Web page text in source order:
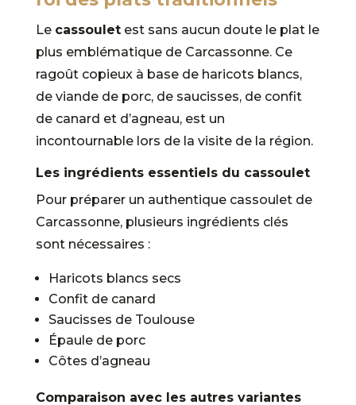
Le cassouletest sans aucun doute le plat le
plus emblématique de Carcassonne. Ce
ragoût copieux à base de haricots blancs,
de viande de porc, de saucisses, de confit
de canard et d’agneau, est un
incontournable lors de la visite de la région.
Les ingrédients essentiels du cassoulet
Pour préparer un authentique cassoulet de
Carcassonne, plusieurs ingrédients clés
sont nécessaires :
Haricots blancs secs
Confit de canard
Saucisses de Toulouse
Épaule de porc
Côtes d’agneau
Comparaison avec les autres variantes